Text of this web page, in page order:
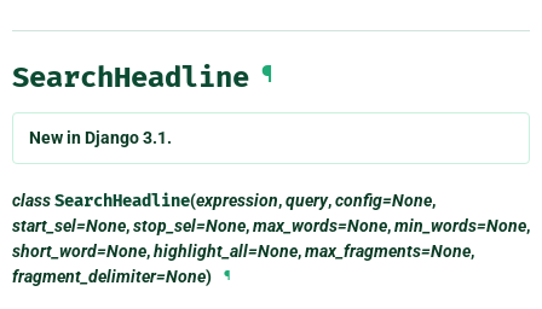
SearchHeadline ¶
New in Django 3.1.
classSearchHeadline(expression,query,config=None,
start_sel=None,stop_sel=None,max_words=None,min_words=None,
short_word=None,highlight_all=None,max_fragments=None,
fragment_delimiter=None) ¶